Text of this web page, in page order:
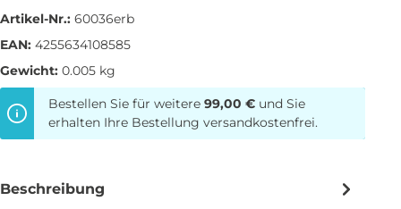
Artikel-Nr.: 60036erb
EAN: 4255634108585
Gewicht: 0.005 kg
Bestellen Sie für weitere 99,00 € und Sie
erhalten Ihre Bestellung versandkostenfrei.
Beschreibung